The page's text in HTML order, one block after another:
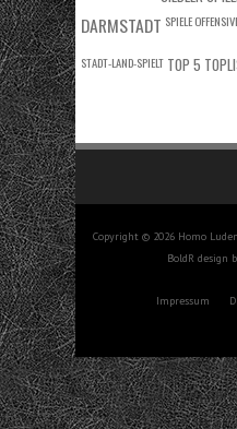
DARMSTADT SPIELE
STADT-LAND-SPIELT TOP 5
Copyright © 2026 Homo
BoldR design
Impressum